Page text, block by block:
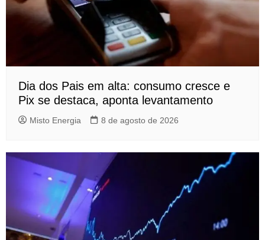
Dia dos Pais em alta: consumo cresce e
Pix se destaca, aponta levantamento
Misto Energia 8 de agosto de 2026